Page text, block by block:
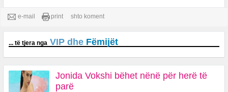
e-mail print shto koment
... të tjera nga VIP dhe Fëmijët
Jonida Vokshi bëhet nënë për herë të
parë